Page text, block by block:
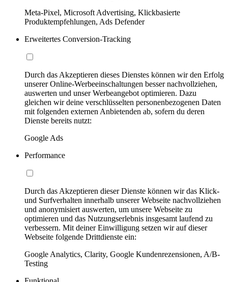
Meta-Pixel, Microsoft Advertising, Klickbasierte
Produktempfehlungen, Ads Defender
Erweitertes Conversion-Tracking
Durch das Akzeptieren dieses Dienstes können wir den Erfolg
unserer Online-Werbeeinschaltungen besser nachvollziehen,
auswerten und unser Werbeangebot optimieren. Dazu
gleichen wir deine verschlüsselten personenbezogenen Daten
mit folgenden externen Anbietenden ab, sofern du deren
Dienste bereits nutzt:
Google Ads
Performance
Durch das Akzeptieren dieser Dienste können wir das Klick-
und Surfverhalten innerhalb unserer Webseite nachvollziehen
und anonymisiert auswerten, um unsere Webseite zu
optimieren und das Nutzungserlebnis insgesamt laufend zu
verbessern. Mit deiner Einwilligung setzen wir auf dieser
Webseite folgende Drittdienste ein:
Google Analytics, Clarity, Google Kundenrezensionen, A/B-
Testing